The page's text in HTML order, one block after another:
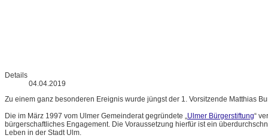
Details
04.04.2019
Zu einem ganz besonderen Ereignis wurde jüngst der 1. Vorsitzende Matthias
Die im März 1997 vom Ulmer Gemeinderat gegründete „Ulmer Bürgerstiftung“
bürgerschaftliches Engagement. Die Voraussetzung hierfür ist ein
Leben in der Stadt Ulm.